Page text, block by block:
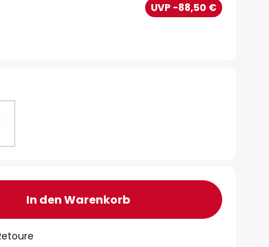
UVP -88,50 €
In den Warenkorb